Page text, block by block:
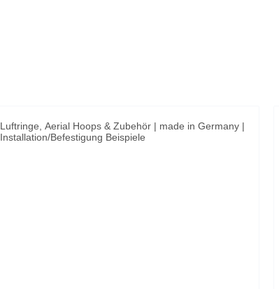
Luftringe, Aerial Hoops & Zubehör | made in Germany |
Installation/Befestigung Beispiele